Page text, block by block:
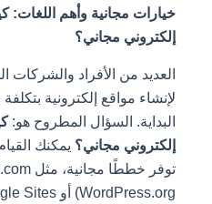
خيارات مجانية وأهم اللغات:
إلكتروني مجاني؟
العديد من الأفراد والشركات
لإنشاء مواقع إلكترونية
البداية. السؤال المطروح هو:
إلكتروني مجاني؟يمكنك القيام